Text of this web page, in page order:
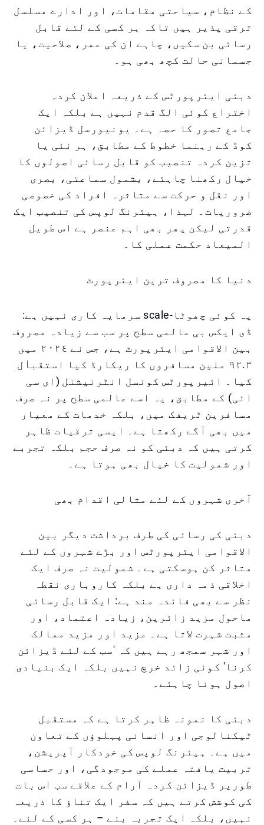
کے نظام، سیاحتی مقامات، اور ادارے مسلسل
ترقی پذیر ہیں تاکہ ہر کسی کے لئے قابل
رسائی بن سکیں، چاہے ان کی عمر، صلاحیت، یا
جسمانی حالت کچھ بھی ہو۔
دبئی ایئرپورٹس کے ذریعہ اعلان کردہ
اختراع کوئی الگ قدم نہیں ہے بلکہ ایک
جامع تصور کا حصہ ہے۔ یونیورسل ڈیزائن
کوڈ کے رہنما خطوط کے مطابق، ہر نئی یا
تزین کردہ تنصیب کو قابل رسائی اصولوں کا
خیال رکھنا چاہئے، بشمول سماعتی، بصری
اور نقل و حرکت سے متاثرہ افراد کی خصوصی
ضروریات۔ لہذا، ہیئرنگ لوپس کی تنصیب ایک
قدرتی لیکن پھر بھی اہم عنصر ہے اس طویل
المیعاد حکمت عملی کا۔
دنیا کا مصروف ترین ایئرپورٹ
یہ کوئی چھوٹا-scale سرمایہ کاری نہیں ہے:
ڈی ایکس بی عالمی سطح پر سب سے زیادہ مصروف
بین الاقوامی ایئرپورٹ ہے، جس نے ٢٠٢٤ میں
٩٢.٣ ملین مسافروں کا ریکارڈ کیا استقباٰل
کیا۔ ائیرپورٹس کونسل انٹرنیشنل (ای سی
ائی) کے مطابق، یہ اسے عالمی سطح پر نہ صرف
مسافرین ٹریفک میں، بلکہ خدمات کے معیار
میں بھی آگے رکھتا ہے۔ ایسی ترقیات ظاہر
کرتی ہیں کہ دبئی کو نہ صرف حجم بلکہ تجربے
اور شمولیت کا خیال بھی ہوتا ہے۔
آخرى شہروں کے لئے مثالی اقدام بھی
دبئی کی رسائی کی طرف برداشت دیگر بین
الاقوامی ایئرپورٹس اور بڑے شہروں کے لئے
متاثر کن ہوسکتی ہے۔ شمولیت نہ صرف ایک
اخلاقی ذمہ داری ہے بلکہ کاروباری نقطہ
نظر سے بھی فائدہ مند ہے: ایک قابل رسائی
ماحول مزید زائرین، زیادہ اعتماد، اور
مثبت شہرت لاتا ہے۔ مزید اور مزید ممالک
اور شہر سمجھ رہے ہیں کہ 'سب کے لئے ڈیزائن
کرنا' کوئی زائد خرچ نہیں بلکہ ایک بنیادی
اصول ہونا چاہئے۔
دبئی کا نمونہ ظاہر کرتا ہے کہ مستقبل
ٹیکنالوجی اور انسانی پہلوؤں کے تعاون
میں ہے۔ ہیئرنگ لوپس کی خودکار آپریشن،
تربیت یافتہ عملے کی موجودگی، اور حساسی
طورپر ڈیزائن کردہ آرام کے علاقے سب اس بات
کی کوشش کرتے ہیں کہ سفر ایک تناؤ کا ذریعہ
نہیں، بلکہ ایک تجربہ بنے – ہر کسی کے لئے۔